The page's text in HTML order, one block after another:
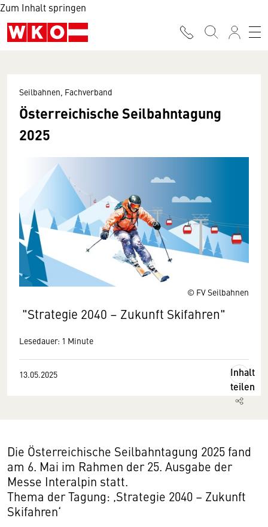
Zum Inhalt springen
© FV Seilbahnen
Seilbahnen, Fachverband
Österreichische Seilbahntagung
2025
"Strategie 2040 – Zukunft Skifahren"
Lesedauer: 1 Minute
13.05.2025
Inhalt
teilen
Die Österreichische Seilbahntagung 2025 fand
am 6. Mai im Rahmen der 25. Ausgabe der
Messe Interalpin statt.
Thema der Tagung: ‚Strategie 2040 – Zukunft
Skifahren‘